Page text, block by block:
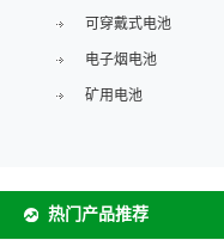
可穿戴式电池
电子烟电池
矿用电池
热门产品推荐